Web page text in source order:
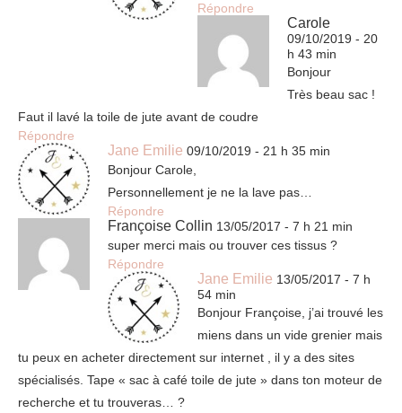
Répondre
Carole
09/10/2019 - 20
h 43 min
Bonjour
Très beau sac !
Faut il lavé la toile de jute avant de coudre
Répondre
Jane Emilie 09/10/2019 - 21 h 35 min
Bonjour Carole,
Personnellement je ne la lave pas…
Répondre
Françoise Collin 13/05/2017 - 7 h 21 min
super merci mais ou trouver ces tissus ?
Répondre
Jane Emilie 13/05/2017 - 7 h
54 min
Bonjour Françoise, j’ai trouvé les
miens dans un vide grenier mais
tu peux en acheter directement sur internet , il y a des sites
spécialisés. Tape « sac à café toile de jute » dans ton moteur de
recherche et tu trouveras… ?